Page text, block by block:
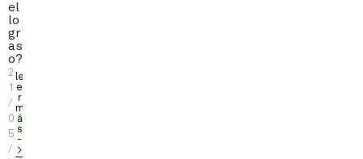
el
lo
gr
as
o?
2
1
/
0
5
/
le
e
r
m
á
s
-
>